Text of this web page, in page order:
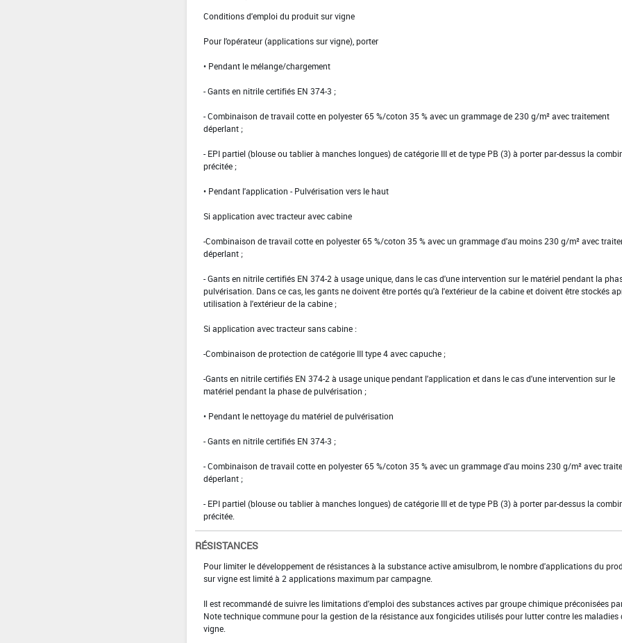
Conditions d'emploi du produit sur vigne
Pour l'opérateur (applications sur vigne), porter
• Pendant le mélange/chargement
- Gants en nitrile certifiés EN 374-3 ;
- Combinaison de travail cotte en polyester 65 %/coton 35 % avec un grammage de 230 g/m² avec traitement
déperlant ;
- EPI partiel (blouse ou tablier à manches longues) de catégorie III et de type PB (3) à porter par-dessus la
précitée ;
• Pendant l'application - Pulvérisation vers le haut
Si application avec tracteur avec cabine
-Combinaison de travail cotte en polyester 65 %/coton 35 % avec un grammage d'au moins 230 g/m² avec
déperlant ;
- Gants en nitrile certifiés EN 374-2 à usage unique, dans le cas d'une intervention sur le matériel pendant la
pulvérisation. Dans ce cas, les gants ne doivent être portés qu'à l'extérieur de la cabine et doivent être stockés
utilisation à l'extérieur de la cabine ;
Si application avec tracteur sans cabine :
-Combinaison de protection de catégorie III type 4 avec capuche ;
-Gants en nitrile certifiés EN 374-2 à usage unique pendant l'application et dans le cas d'une intervention sur le
matériel pendant la phase de pulvérisation ;
• Pendant le nettoyage du matériel de pulvérisation
- Gants en nitrile certifiés EN 374-3 ;
- Combinaison de travail cotte en polyester 65 %/coton 35 % avec un grammage d'au moins 230 g/m² avec
déperlant ;
- EPI partiel (blouse ou tablier à manches longues) de catégorie III et de type PB (3) à porter par-dessus la
précitée.
RÉSISTANCES
Pour limiter le développement de résistances à la substance active amisulbrom, le nombre d'applications du
sur vigne est limité à 2 applications maximum par campagne.
Il est recommandé de suivre les limitations d'emploi des substances actives par groupe chimique préconisées
Note technique commune pour la gestion de la résistance aux fongicides utilisés pour lutter contre les maladies
vigne.